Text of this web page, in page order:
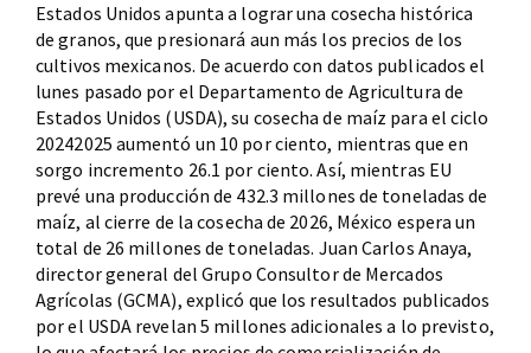
Estados Unidos apunta a lograr una cosecha histórica
de granos, que presionará aun más los precios de los
cultivos mexicanos. De acuerdo con datos publicados el
lunes pasado por el Departamento de Agricultura de
Estados Unidos (USDA), su cosecha de maíz para el ciclo
20242025 aumentó un 10 por ciento, mientras que en
sorgo incremento 26.1 por ciento. Así, mientras EU
prevé una producción de 432.3 millones de toneladas de
maíz, al cierre de la cosecha de 2026, México espera un
total de 26 millones de toneladas. Juan Carlos Anaya,
director general del Grupo Consultor de Mercados
Agrícolas (GCMA), explicó que los resultados publicados
por el USDA revelan 5 millones adicionales a lo previsto,